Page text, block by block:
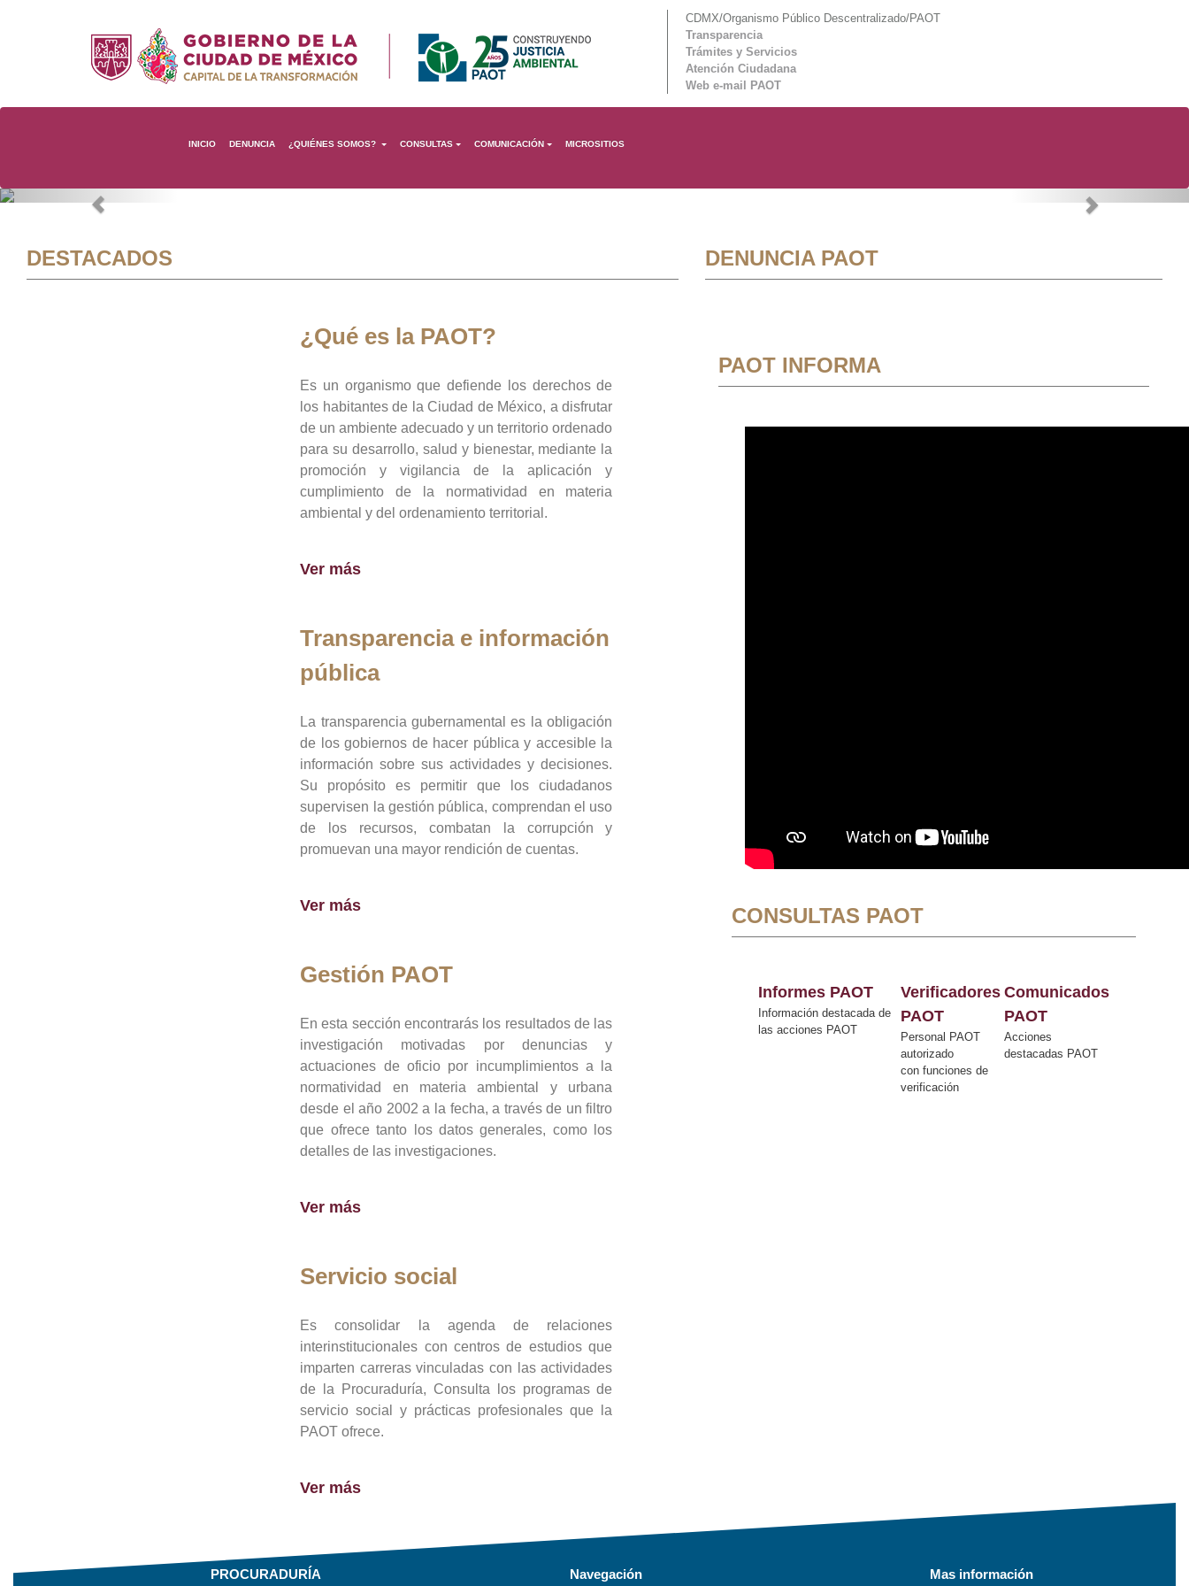
CDMX/Organismo Público Descentralizado/PAOT
Transparencia
Trámites y Servicios
Atención Ciudadana
Web e-mail PAOT
INICIO DENUNCIA ¿QUIÉNES SOMOS? CONSULTAS COMUNICACIÓN MICROSITIOS
Previous Next
DESTACADOS
¿Qué es la PAOT?
Es un organismo que defiende los derechos de
los habitantes de la Ciudad de México, a disfrutar
de un ambiente adecuado y un territorio ordenado
para su desarrollo, salud y bienestar, mediante la
promoción y vigilancia de la aplicación y
cumplimiento de la normatividad en materia
ambiental y del ordenamiento territorial.
Ver más
Transparencia e información
pública
La transparencia gubernamental es la obligación
de los gobiernos de hacer pública y accesible la
información sobre sus actividades y decisiones.
Su propósito es permitir que los ciudadanos
supervisen la gestión pública, comprendan el uso
de los recursos, combatan la corrupción y
promuevan una mayor rendición de cuentas.
Ver más
Gestión PAOT
En esta sección encontrarás los resultados de las
investigación motivadas por denuncias y
actuaciones de oficio por incumplimientos a la
normatividad en materia ambiental y urbana
desde el año 2002 a la fecha, a través de un filtro
que ofrece tanto los datos generales, como los
detalles de las investigaciones.
Ver más
Servicio social
Es consolidar la agenda de relaciones
interinstitucionales con centros de estudios que
imparten carreras vinculadas con las actividades
de la Procuraduría, Consulta los programas de
servicio social y prácticas profesionales que la
PAOT ofrece.
Ver más
DENUNCIA PAOT
PAOT INFORMA
CONSULTAS PAOT
Informes PAOT
Información destacada de
las acciones PAOT
Verificadores
PAOT
Personal PAOT
autorizado
con funciones de
verificación
Comunicados
PAOT
Acciones
destacadas PAOT
PROCURADURÍA Navegación Mas información